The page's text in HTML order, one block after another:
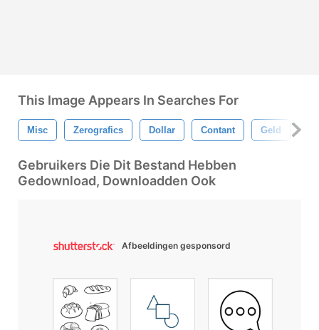
This Image Appears In Searches For
Misc Zerografics Dollar Contant Geld
Gebruikers Die Dit Bestand Hebben
Gedownload, Downloadden Ook
Afbeeldingen gesponsord